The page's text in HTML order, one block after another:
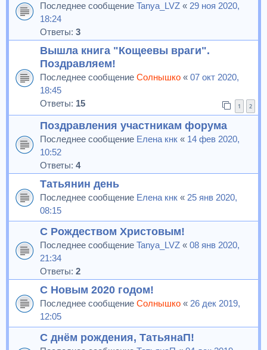
Последнее сообщение Tanya_LVZ « 29 ноя 2020,
18:24
Ответы: 3
Вышла книга "Кощеевы враги".
Поздравляем!
Последнее сообщение Солнышко « 07 окт 2020,
18:45
Ответы: 15 1 2
Поздравления участникам форума
Последнее сообщение Елена кнк « 14 фев 2020,
10:52
Ответы: 4
Татьянин день
Последнее сообщение Елена кнк « 25 янв 2020,
08:15
С Рождеством Христовым!
Последнее сообщение Tanya_LVZ « 08 янв 2020,
21:34
Ответы: 2
С Новым 2020 годом!
Последнее сообщение Солнышко « 26 дек 2019,
12:05
С днём рождения, ТатьянаП!